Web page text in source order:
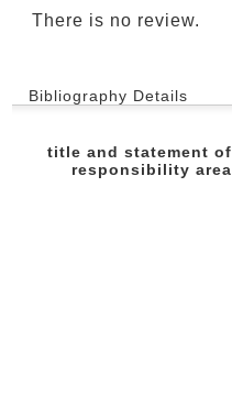
There is no review.
Bibliography Details
title and statement of
responsibility area